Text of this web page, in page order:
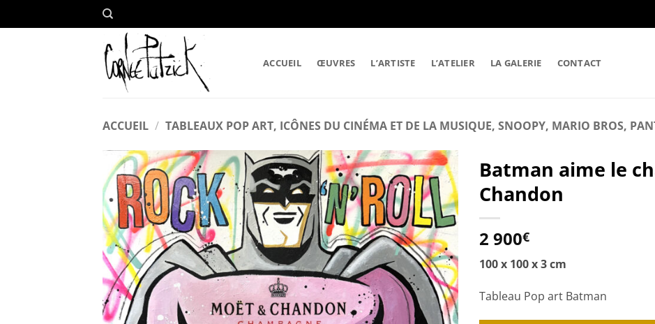
au
ACCUEIL ŒUVRES L’ARTISTE L’ATELIER LA GALERIE CONTACT
ACCUEIL / TABLEAUX POP ART, ICÔNES DU CINÉMA ET DE LA MUSIQUE, SNOOPY, MARIO BROS,
Batman aime le
Chandon
2 900€
100 x 100 x 3 cm
Tableau Pop art Batman